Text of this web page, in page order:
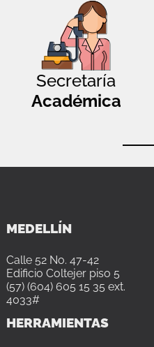
Secretaría
Académica
MEDELLÍN
Calle 52 No. 47-42
Edificio Coltejer piso 5
(57) (604) 605 15 35 ext.
4033#
HERRAMIENTAS